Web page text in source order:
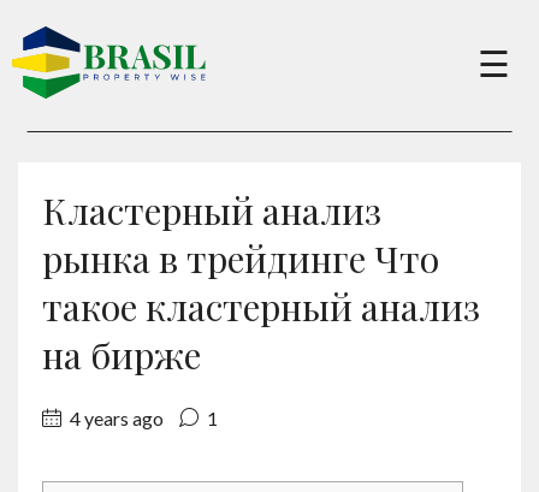
×
About
Charity
☰
Кластерный анализ
рынка в трейдинге Что
такое кластерный анализ
на бирже
4 years ago 1